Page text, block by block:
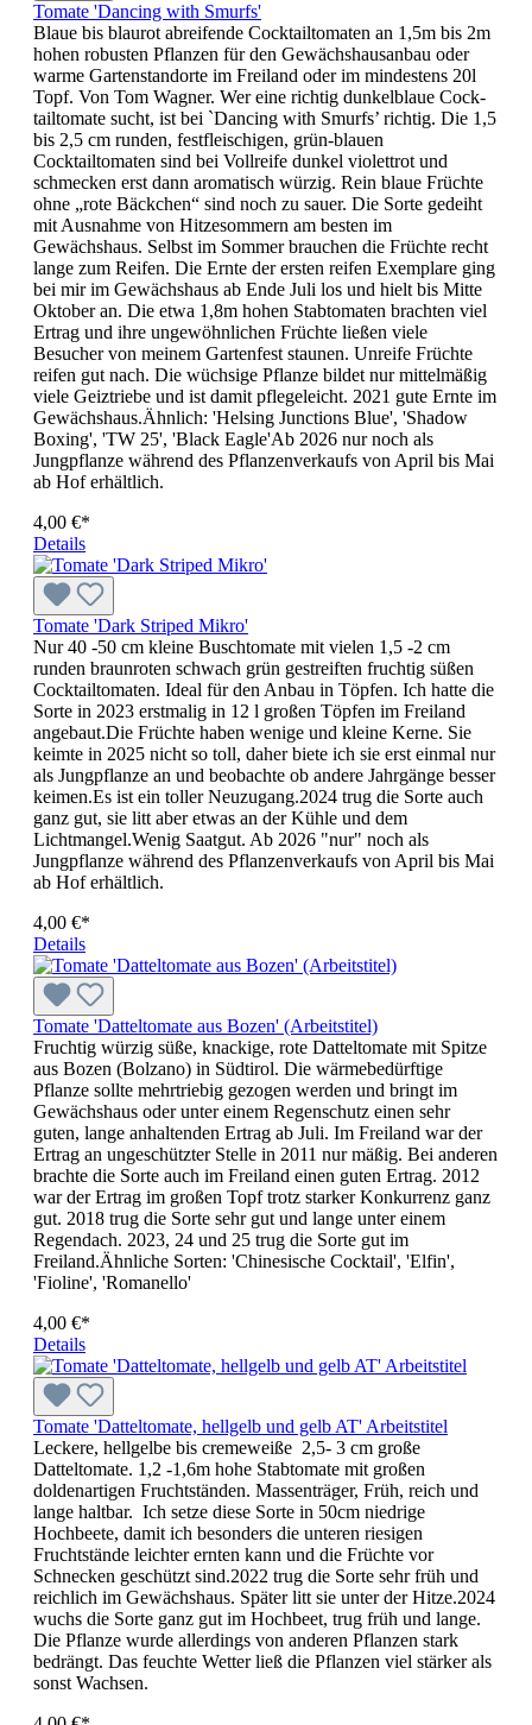
Tomate 'Dancing with Smurfs'
Blaue bis blaurot abreifende Cocktailtomaten an 1,5m bis 2m
hohen robusten Pflanzen für den Gewächshausanbau oder
warme Gartenstandorte im Freiland oder im mindestens 20l
Topf. Von Tom Wagner. Wer eine richtig dunkelblaue Cock­
tailtomate sucht, ist bei `Dancing with Smurfs’ richtig. Die 1,5
bis 2,5 cm runden, festfleischigen, grün-blauen
Cocktailtomaten sind bei Vollreife dunkel violettrot und
schmecken erst dann aromatisch würzig. Rein blaue Früchte
ohne „rote Bäckchen“ sind noch zu sauer. Die Sorte gedeiht
mit Ausnahme von Hitzesommern am besten im
Gewächshaus. Selbst im Sommer brauchen die Früchte recht
lange zum Reifen. Die Ernte der ersten reifen Exemplare ging
bei mir im Gewächshaus ab Ende Juli los und hielt bis Mitte
Oktober an. Die etwa 1,8m hohen Stabtomaten brachten viel
Ertrag und ihre ungewöhnlichen Früchte ließen viele
Besucher von meinem Gartenfest staunen. Unreife Früchte
reifen gut nach. Die wüchsige Pflanze bildet nur mittelmäßig
viele Geiztriebe und ist damit pflegeleicht. 2021 gute Ernte im
Gewächshaus.Ähnlich: 'Helsing Junctions Blue', 'Shadow
Boxing', 'TW 25', 'Black Eagle'Ab 2026 nur noch als
Jungpflanze während des Pflanzenverkaufs von April bis Mai
ab Hof erhältlich.
4,00 €*
Details
Tomate 'Dark Striped Mikro'
Nur 40 -50 cm kleine Buschtomate mit vielen 1,5 -2 cm
runden braunroten schwach grün gestreiften fruchtig süßen
Cocktailtomaten. Ideal für den Anbau in Töpfen. Ich hatte die
Sorte in 2023 erstmalig in 12 l großen Töpfen im Freiland
angebaut.Die Früchte haben wenige und kleine Kerne. Sie
keimte in 2025 nicht so toll, daher biete ich sie erst einmal nur
als Jungpflanze an und beobachte ob andere Jahrgänge besser
keimen.Es ist ein toller Neuzugang.2024 trug die Sorte auch
ganz gut, sie litt aber etwas an der Kühle und dem
Lichtmangel.Wenig Saatgut. Ab 2026 "nur" noch als
Jungpflanze während des Pflanzenverkaufs von April bis Mai
ab Hof erhältlich.
4,00 €*
Details
Tomate 'Datteltomate aus Bozen' (Arbeitstitel)
Fruchtig würzig süße, knackige, rote Datteltomate mit Spitze
aus Bozen (Bolzano) in Südtirol. Die wärmebedürftige
Pflanze sollte mehr­triebig gezogen werden und bringt im
Gewächshaus oder unter einem Regenschutz einen sehr
guten, lange anhaltenden Ertrag ab Juli. Im Freiland war der
Ertrag an ungeschützter Stelle in 2011 nur mäßig. Bei anderen
brachte die Sorte auch im Freiland einen guten Ertrag. 2012
war der Ertrag im großen Topf trotz starker Konkurrenz ganz
gut. 2018 trug die Sorte sehr gut und lange unter einem
Regendach. 2023, 24 und 25 trug die Sorte gut im
Freiland.Ähnliche Sorten: 'Chinesische Cock­tail', 'Elfin',
'Fioline', 'Romanello'
4,00 €*
Details
Tomate 'Datteltomate, hellgelb und gelb AT' Arbeitstitel
Leckere, hellgelbe bis cremeweiße 2,5- 3 cm große
Datteltomate. 1,2 -1,6m hohe Stabtomate mit großen
doldenartigen Fruchtständen. Massenträger, Früh, reich und
lange haltbar. Ich setze diese Sorte in 50cm niedrige
Hochbeete, damit ich besonders die unteren riesigen
Fruchtstände leichter ernten kann und die Früchte vor
Schnecken geschützt sind.2022 trug die Sorte sehr früh und
reichlich im Gewächshaus. Später litt sie unter der Hitze.2024
wuchs die Sorte ganz gut im Hochbeet, trug früh und lange.
Die Pflanze wurde allerdings von anderen Pflanzen stark
bedrängt. Das feuchte Wetter ließ die Pflanzen viel stärker als
sonst Wachsen.